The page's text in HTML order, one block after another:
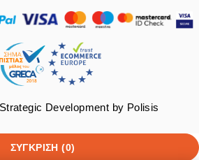
Development by Polisis
ΣΎΓΚΡΙΣΗ (0)